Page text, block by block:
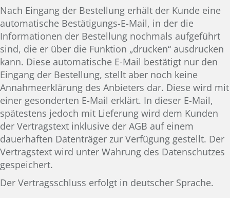
Nach Eingang der Bestellung erhält der Kunde eine
automatische Bestätigungs-E-Mail, in der die
Informationen der Bestellung nochmals aufgeführt
sind, die er über die Funktion „drucken“ ausdrucken
kann. Diese automatische E-Mail bestätigt nur den
Eingang der Bestellung, stellt aber noch keine
Annahmeerklärung des Anbieters dar. Diese wird mit
einer gesonderten E-Mail erklärt. In dieser E-Mail,
spätestens jedoch mit Lieferung wird dem Kunden
der Vertragstext inklusive der AGB auf einem
dauerhaften Datenträger zur Verfügung gestellt. Der
Vertragstext wird unter Wahrung des Datenschutzes
gespeichert.
Der Vertragsschluss erfolgt in deutscher Sprache.